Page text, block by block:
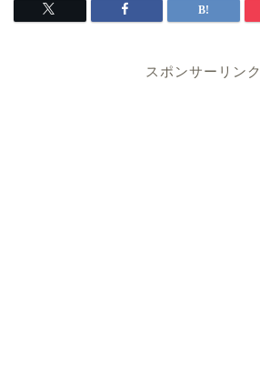
スポンサーリンク